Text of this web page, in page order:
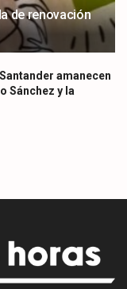
de renovación
amanecen
Sánchez y la